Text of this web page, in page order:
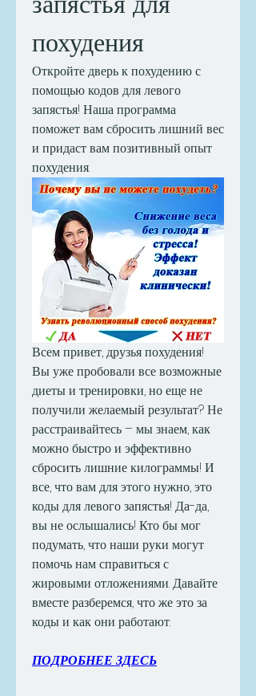
похудения
Откройте дверь к похудению с
помощью кодов для левого
запястья! Наша программа
поможет вам сбросить лишний вес
и придаст вам позитивный опыт
похудения.
Всем привет, друзья похудения!
Вы уже пробовали все возможные
диеты и тренировки, но еще не
получили желаемый результат? Не
расстраивайтесь – мы знаем, как
можно быстро и эффективно
сбросить лишние килограммы! И
все, что вам для этого нужно, это
коды для левого запястья! Да-да,
вы не ослышались! Кто бы мог
подумать, что наши руки могут
помочь нам справиться с
жировыми отложениями. Давайте
вместе разберемся, что же это за
коды и как они работают.
ПОДРОБНЕЕ ЗДЕСЬ